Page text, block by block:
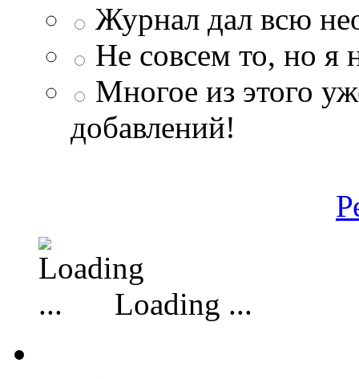
Журнал дал всю
Не совсем то, но я
Многое из этого
добавлений!
Loading ...